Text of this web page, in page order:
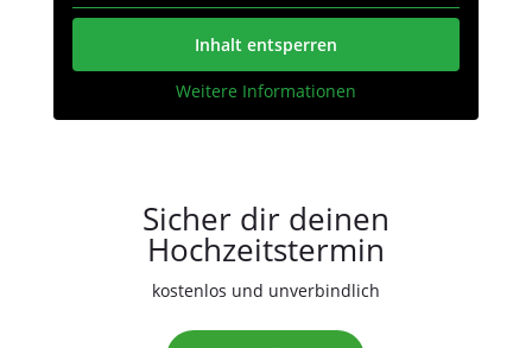
Inhalt entsperren
Weitere Informationen
Sicher dir deinen
Hochzeitstermin
kostenlos und unverbindlich